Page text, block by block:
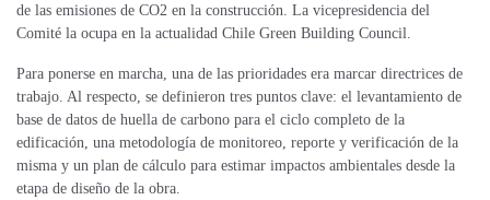
de las emisiones de CO2 en la construcción. La vicepresidencia del
Comité la ocupa en la actualidad Chile Green Building Council.
Para ponerse en marcha, una de las prioridades era marcar directrices de
trabajo. Al respecto, se definieron tres puntos clave: el levantamiento de
base de datos de huella de carbono para el ciclo completo de la
edificación, una metodología de monitoreo, reporte y verificación de la
misma y un plan de cálculo para estimar impactos ambientales desde la
etapa de diseño de la obra.